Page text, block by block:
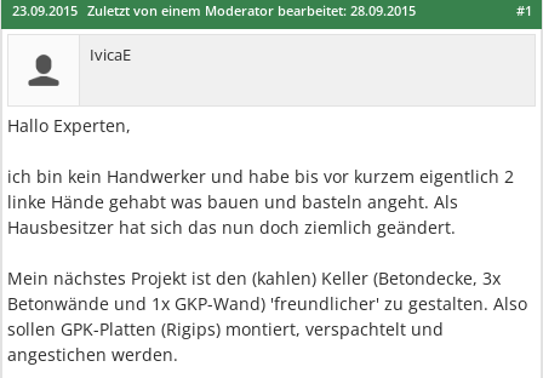
#1
23.09.2015 Zuletzt von einem Moderator bearbeitet: 28.09.2015
IvicaE
Hallo Experten,
ich bin kein Handwerker und habe bis vor kurzem eigentlich 2
linke Hände gehabt was bauen und basteln angeht. Als
Hausbesitzer hat sich das nun doch ziemlich geändert.
Mein nächstes Projekt ist den (kahlen) Keller (Betondecke, 3x
Betonwände und 1x GKP-Wand) 'freundlicher' zu gestalten. Also
sollen GPK-Platten (Rigips) montiert, verspachtelt und
angestichen werden.